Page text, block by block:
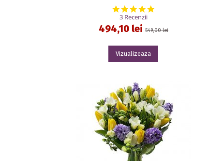
5.0 star rating
3 Recenzii
494,10 lei 549,00 lei
Vizualizeaza